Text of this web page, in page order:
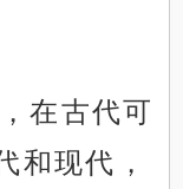
在古代可
和现代，